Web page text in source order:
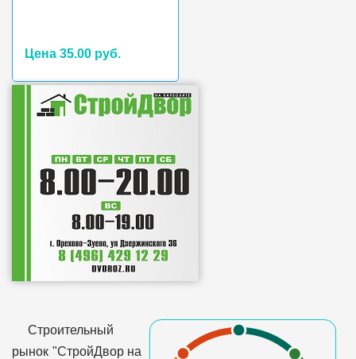
Цена 35.00 руб.
Строительный
рынок "СтройДвор на